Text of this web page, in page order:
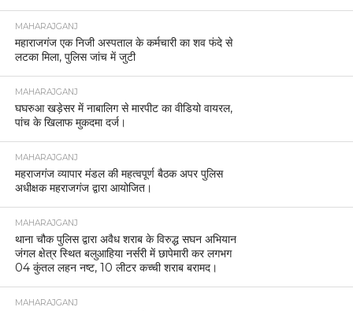
MAHARAJGANJ
महाराजगंज एक निजी अस्पताल के कर्मचारी का शव फंदे से
लटका मिला, पुलिस जांच में जुटी
MAHARAJGANJ
घघरुआ खड़ेसर में नाबालिग से मारपीट का वीडियो वायरल,
पांच के खिलाफ मुकदमा दर्ज।
MAHARAJGANJ
महराजगंज व्यापार मंडल की महत्वपूर्ण बैठक अपर पुलिस
अधीक्षक महराजगंज द्वारा आयोजित।
MAHARAJGANJ
थाना चौक पुलिस द्वारा अवैध शराब के विरुद्ध सघन अभियान
जंगल क्षेत्र स्थित बलुआहिया नर्सरी में छापेमारी कर लगभग
04 कुंतल लहन नष्ट, 10 लीटर कच्ची शराब बरामद।
MAHARAJGANJ